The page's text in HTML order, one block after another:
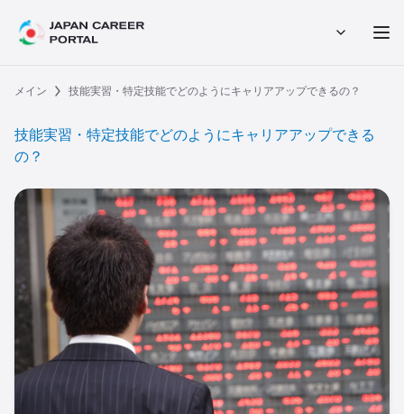
メイン 技能実習・特定技能でどのようにキャリアアップできるの？
技能実習・特定技能でどのようにキャリアアップできる
の？